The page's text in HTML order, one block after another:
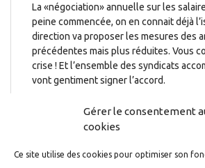
Gérer le consentement
cookies
Ce site utilise des cookies pour optimiser son
La «négociation» annuelle sur les
peine commencée, on en connait déjà
direction va proposer les mesures des
précédentes mais plus réduites. Vous
crise ! Et l’ensemble des syndicats
vont gentiment signer l’accord.